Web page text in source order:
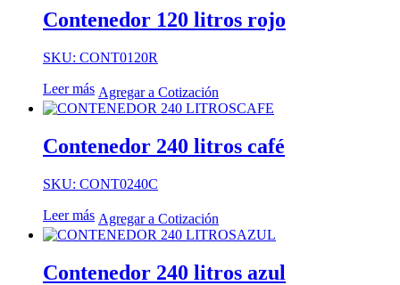
Contenedor 120 litros rojo
SKU: CONT0120R
Leer más Agregar a Cotización
Contenedor 240 litros café
SKU: CONT0240C
Leer más Agregar a Cotización
Contenedor 240 litros azul